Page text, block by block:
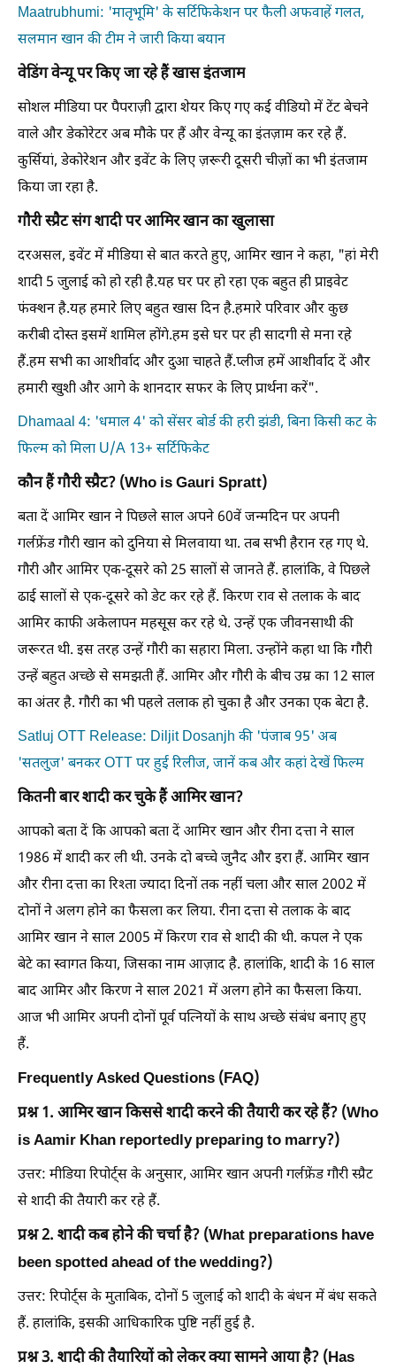
Maatrubhumi: 'मातृभूमि' के सर्टिफिकेशन पर फैली अफवाहें गलत,
सलमान खान की टीम ने जारी किया बयान
वेडिंग वेन्यू पर किए जा रहे हैं खास इंतजाम
सोशल मीडिया पर पैपराज़ी द्वारा शेयर किए गए कई वीडियो में टेंट बेचने
वाले और डेकोरेटर अब मौके पर हैं और वेन्यू का इंतज़ाम कर रहे हैं.
कुर्सियां, डेकोरेशन और इवेंट के लिए ज़रूरी दूसरी चीज़ों का भी इंतजाम
किया जा रहा है.
गौरी स्प्रैट संग शादी पर आमिर खान का खुलासा
दरअसल, इवेंट में मीडिया से बात करते हुए, आमिर खान ने कहा, "हां मेरी
शादी 5 जुलाई को हो रही है.यह घर पर हो रहा एक बहुत ही प्राइवेट
फंक्शन है.यह हमारे लिए बहुत खास दिन है.हमारे परिवार और कुछ
करीबी दोस्त इसमें शामिल होंगे.हम इसे घर पर ही सादगी से मना रहे
हैं.हम सभी का आशीर्वाद और दुआ चाहते हैं.प्लीज हमें आशीर्वाद दें और
हमारी खुशी और आगे के शानदार सफर के लिए प्रार्थना करें".
Dhamaal 4: 'धमाल 4' को सेंसर बोर्ड की हरी झंडी, बिना किसी कट के
फिल्म को मिला U/A 13+ सर्टिफिकेट
कौन हैं गौरी स्प्रैट? (Who is Gauri Spratt)
बता दें आमिर खान ने पिछले साल अपने 60वें जन्मदिन पर अपनी
गर्लफ्रेंड गौरी खान को दुनिया से मिलवाया था. तब सभी हैरान रह गए थे.
गौरी और आमिर एक-दूसरे को 25 सालों से जानते हैं. हालांकि, वे पिछले
ढाई सालों से एक-दूसरे को डेट कर रहे हैं. किरण राव से तलाक के बाद
आमिर काफी अकेलापन महसूस कर रहे थे. उन्हें एक जीवनसाथी की
जरूरत थी. इस तरह उन्हें गौरी का सहारा मिला. उन्होंने कहा था कि गौरी
उन्हें बहुत अच्छे से समझती हैं. आमिर और गौरी के बीच उम्र का 12 साल
का अंतर है. गौरी का भी पहले तलाक हो चुका है और उनका एक बेटा है.
Satluj OTT Release: Diljit Dosanjh की 'पंजाब 95' अब
'सतलुज' बनकर OTT पर हुई रिलीज, जानें कब और कहां देखें फिल्म
कितनी बार शादी कर चुके हैं आमिर खान?
आपको बता दें कि आपको बता दें आमिर खान और रीना दत्ता ने साल
1986 में शादी कर ली थी. उनके दो बच्चे जुनैद और इरा हैं. आमिर खान
और रीना दत्ता का रिश्ता ज्यादा दिनों तक नहीं चला और साल 2002 में
दोनों ने अलग होने का फैसला कर लिया. रीना दत्ता से तलाक के बाद
आमिर खान ने साल 2005 में किरण राव से शादी की थी. कपल ने एक
बेटे का स्वागत किया, जिसका नाम आज़ाद है. हालांकि, शादी के 16 साल
बाद आमिर और किरण ने साल 2021 में अलग होने का फैसला किया.
आज भी आमिर अपनी दोनों पूर्व पत्नियों के साथ अच्छे संबंध बनाए हुए
हैं.
Frequently Asked Questions (FAQ)
प्रश्न 1. आमिर खान किससे शादी करने की तैयारी कर रहे हैं? (Who
is Aamir Khan reportedly preparing to marry?)
उत्तर: मीडिया रिपोर्ट्स के अनुसार, आमिर खान अपनी गर्लफ्रेंड गौरी स्प्रैट
से शादी की तैयारी कर रहे हैं.
प्रश्न 2. शादी कब होने की चर्चा है? (What preparations have
been spotted ahead of the wedding?)
उत्तर: रिपोर्ट्स के मुताबिक, दोनों 5 जुलाई को शादी के बंधन में बंध सकते
हैं. हालांकि, इसकी आधिकारिक पुष्टि नहीं हुई है.
प्रश्न 3. शादी की तैयारियों को लेकर क्या सामने आया है? (Has